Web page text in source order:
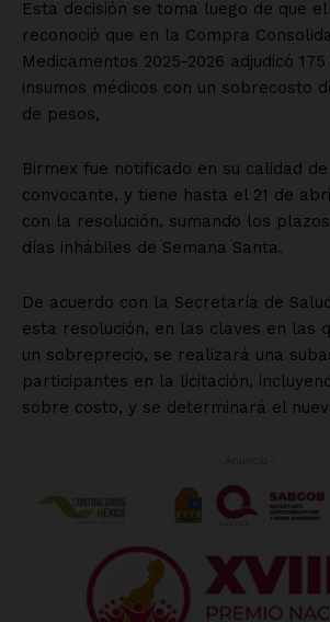
Empresa
Nosotros
Contacto
Política de privacidad
Información Propietaria / Financiación
Mi cuenta